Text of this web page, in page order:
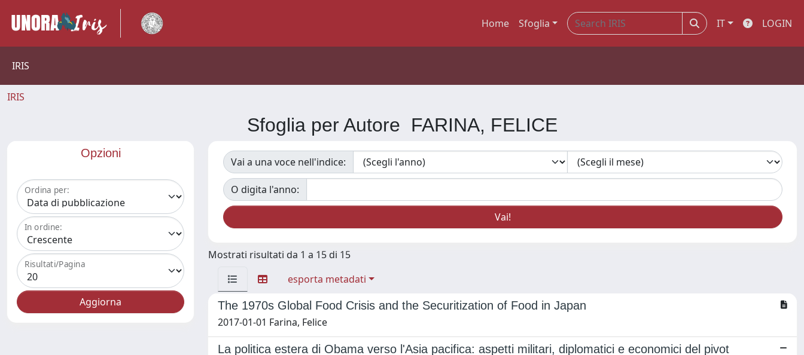
Home Sfoglia IT LOGIN
IRIS
IRIS
Sfoglia per Autore FARINA, FELICE
Opzioni
Ordina per:
In ordine:
Risultati/Pagina
Vai a una voce nell'indice:
O digita l'anno:
Mostrati risultati da 1 a 15 di 15
esporta metadati
The 1970s Global Food Crisis and the Securitization of Food in Japan
2017-01-01 Farina, Felice
La politica estera di Obama verso l'Asia pacifica: aspetti militari, diplomatici e economici del pivot